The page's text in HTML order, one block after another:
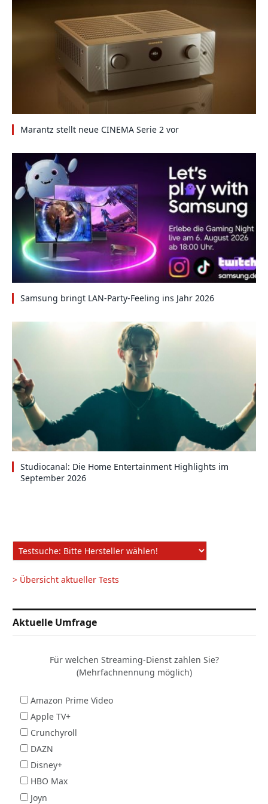
Marantz stellt neue CINEMA Serie 2 vor
Samsung bringt LAN-Party-Feeling ins Jahr 2026
Studiocanal: Die Home Entertainment Highlights im
September 2026
> Übersicht aktueller Tests
Aktuelle Umfrage
Für welchen Streaming-Dienst zahlen Sie?
(Mehrfachnennung möglich)
Amazon Prime Video
Apple TV+
Crunchyroll
DAZN
Disney+
HBO Max
Joyn